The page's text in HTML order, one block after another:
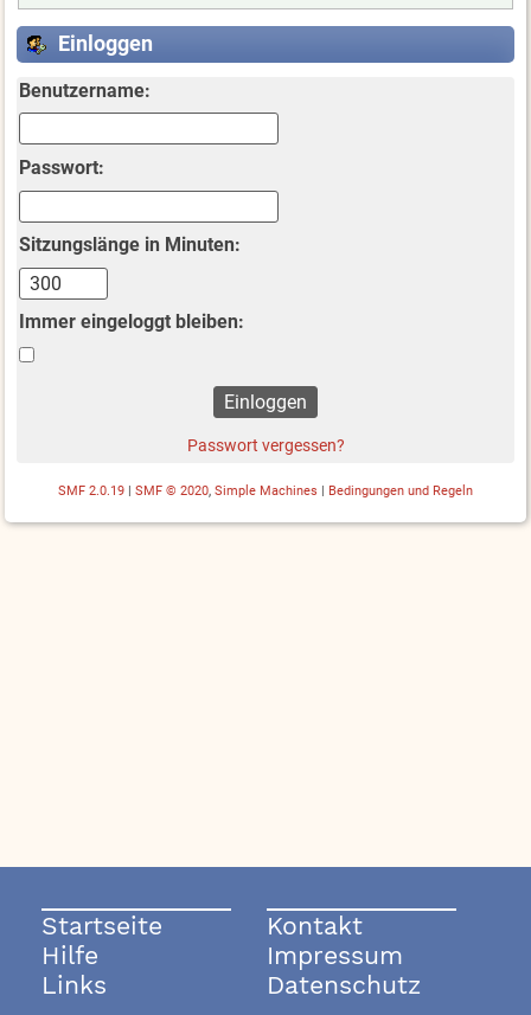
Einloggen
Benutzername:
Passwort:
Sitzungslänge in Minuten:
Immer eingeloggt bleiben:
Passwort vergessen?
SMF 2.0.19 SMF © 2020, Simple Machines Bedingungen und Regeln
Startseite
Hilfe
Links
Kontakt
Impressum
Datenschutz